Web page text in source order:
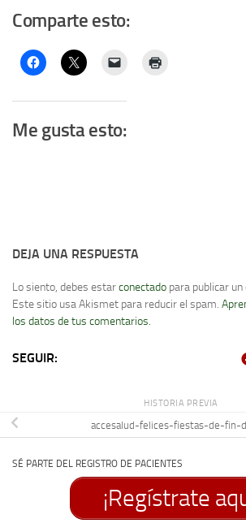
Comparte esto:
Me gusta esto:
DEJA UNA RESPUESTA
Lo siento, debes estarconectado para publicar
Este sitio usa Akismet para reducir el spam.
los datos de tus comentarios.
SEGUIR:
HISTORIA PREVIA
accesalud-felices-fiestas-de-fin-
SÉ PARTE DEL REGISTRO DE PACIENTES
¡Regístrate